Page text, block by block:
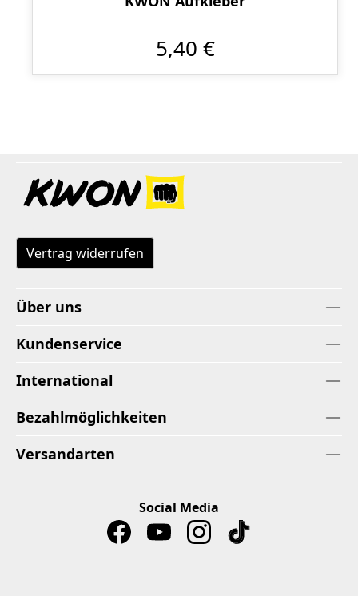
5,40 €
Vertrag widerrufen
Über uns
Kundenservice
International
Bezahlmöglichkeiten
Versandarten
Social Media